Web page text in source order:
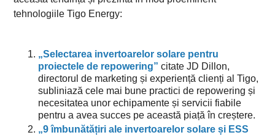
tehnologiile Tigo Energy:
„Selectarea invertoarelor solare pentru
proiectele de repowering” citate JD Dillon,
directorul de marketing și experiență clienți al Tigo,
subliniază cele mai bune practici de repowering și
necesitatea unor echipamente și servicii fiabile
pentru a avea succes pe această piață în creștere.
„9 îmbunătățiri ale invertoarelor solare și ESS